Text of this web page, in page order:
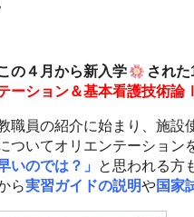
の４月から新入学 され
ーション＆基本看護技術論
職員の紹介に始まり、施設
ついてオリエンテーション
いのでは？」
と思われる方
ら実習ガイドの説明や国家